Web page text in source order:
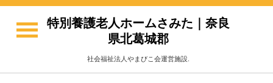
特別養護老人ホームさみた｜奈良
県北葛城郡
社会福祉法人やまびこ会運営施設.